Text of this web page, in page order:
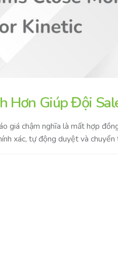
Hơn Giúp Đội
giá chậm nghĩa là mất hợp
xác, tự động duyệt và